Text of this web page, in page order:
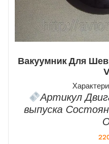
Вакуумник Для
Артикул
выпуска